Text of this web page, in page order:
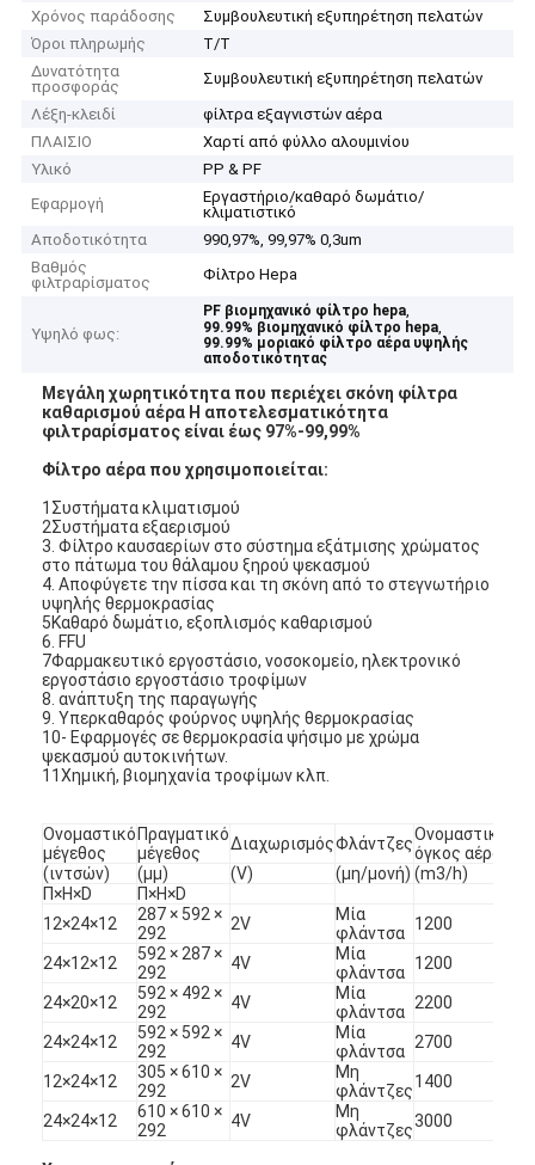
Χρόνος παράδοσης
Συμβουλευτική εξυπηρέτηση πελατών
Όροι πληρωμής
T/T
Δυνατότητα
προσφοράς
Συμβουλευτική εξυπηρέτηση πελατών
Λέξη-κλειδί
φίλτρα εξαγνιστών αέρα
ΠΛΑΙΣΙΟ
Χαρτί από φύλλο αλουμινίου
Υλικό
PP & PF
Εφαρμογή
Εργαστήριο/καθαρό δωμάτιο/
κλιματιστικό
Αποδοτικότητα
990,97%, 99,97% 0,3um
Βαθμός
φιλτραρίσματος
Φίλτρο Hepa
Υψηλό φως:
PF βιομηχανικό φίλτρο hepa,
99.99% βιομηχανικό φίλτρο hepa,
99.99% μοριακό φίλτρο αέρα υψηλής
αποδοτικότητας
Μεγάλη χωρητικότητα που περιέχει σκόνη φίλτρα
καθαρισμού αέρα Η αποτελεσματικότητα
φιλτραρίσματος είναι έως 97%-99,99%
Φίλτρο αέρα που χρησιμοποιείται:
1Συστήματα κλιματισμού
2Συστήματα εξαερισμού
3. Φίλτρο καυσαερίων στο σύστημα εξάτμισης χρώματος
στο πάτωμα του θάλαμου ξηρού ψεκασμού
4. Αποφύγετε την πίσσα και τη σκόνη από το στεγνωτήριο
υψηλής θερμοκρασίας
5Καθαρό δωμάτιο, εξοπλισμός καθαρισμού
6. FFU
7Φαρμακευτικό εργοστάσιο, νοσοκομείο, ηλεκτρονικό
εργοστάσιο εργοστάσιο τροφίμων
8. ανάπτυξη της παραγωγής
9. Υπερκαθαρός φούρνος υψηλής θερμοκρασίας
10- Εφαρμογές σε θερμοκρασία ψήσιμο με χρώμα
ψεκασμού αυτοκινήτων.
11Χημική, βιομηχανία τροφίμων κλπ.
Ονομαστικό
μέγεθος
Πραγματικό
μέγεθος
ΔιαχωρισμόςΦλάντζεςΟνομαστικός
όγκος αέρα
(ιντσών)
(μμ) (V) (μη/μονή) (m3/h)
Π×H×D
Π×H×D
12×24×12
287 × 592 ×
292
2V
Μία
φλάντσα 1200
24×12×12
592 × 287 ×
292
4V
Μία
φλάντσα 1200
24×20×12
592 × 492 ×
292
4V
Μία
φλάντσα 2200
24×24×12
592 × 592 ×
292
4V
Μία
φλάντσα 2700
12×24×12
305 × 610 ×
292
2V
Μη
φλάντζες1400
24×24×12
610 × 610 ×
292
4V
Μη
φλάντζες3000